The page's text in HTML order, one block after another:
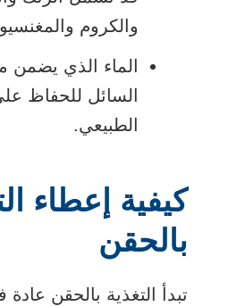
والكروم
الماء الذي يضمن
السائل للحفاظ
الطبيعي.
كيفية إعطاء
بالحقن
تبدأ التغذية بالحقن